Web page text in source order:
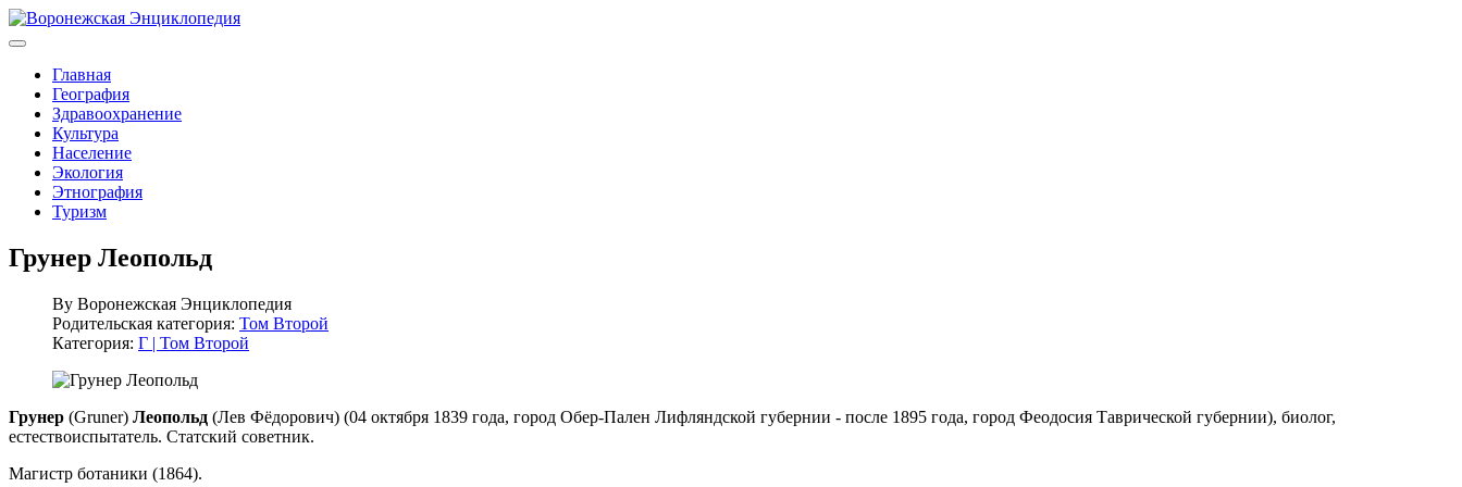
Главная
География
Здравоохранение
Культура
Население
Экология
Этнография
Туризм
Грунер Леопольд
By Воронежская Энциклопедия
Родительская категория: Том Второй
Категория: Г | Том Второй
Грунер (Gruner) Леопольд (Лев Фёдорович) (04 октября 1839 года, город Обер-Пален Лифляндской губернии - после 1895 года, город Феодосия Таврической губернии), биолог,
естествоиспытатель. Статский советник.
Магистр ботаники (1864).